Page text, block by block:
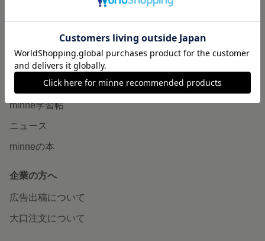
販売支援企画・イベント
読みもの
minneとものづくりと
minne学習帖
ニュース
minneの本
企業の方へ
広告出稿について
大口注文について